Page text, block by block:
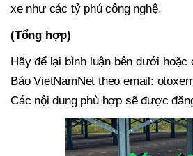
xe như các tỷ phú công nghệ.
(Tổng hợp)
Hãy để lại bình luận bên dưới hoặc
Báo VietNamNet theo email:
Các nội dung phù hợp sẽ được